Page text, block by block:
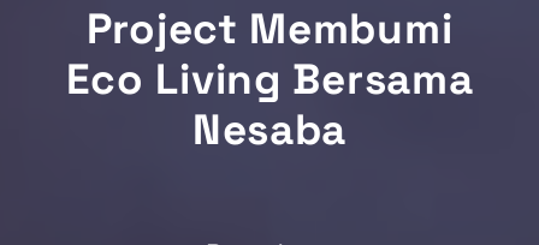
Project Membumi
Eco Living Bersama
Nesaba